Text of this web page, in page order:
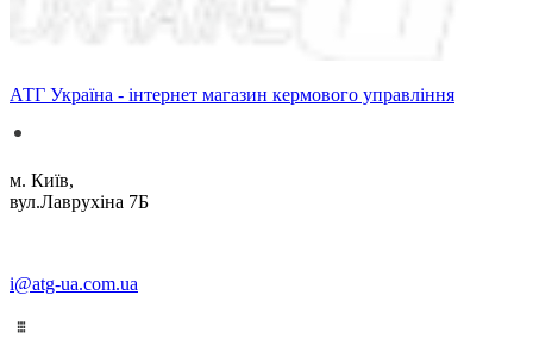
АТГ Україна - інтернет магазин кермового управління
м. Київ,
вул.Лаврухіна 7Б
i@atg-ua.com.ua